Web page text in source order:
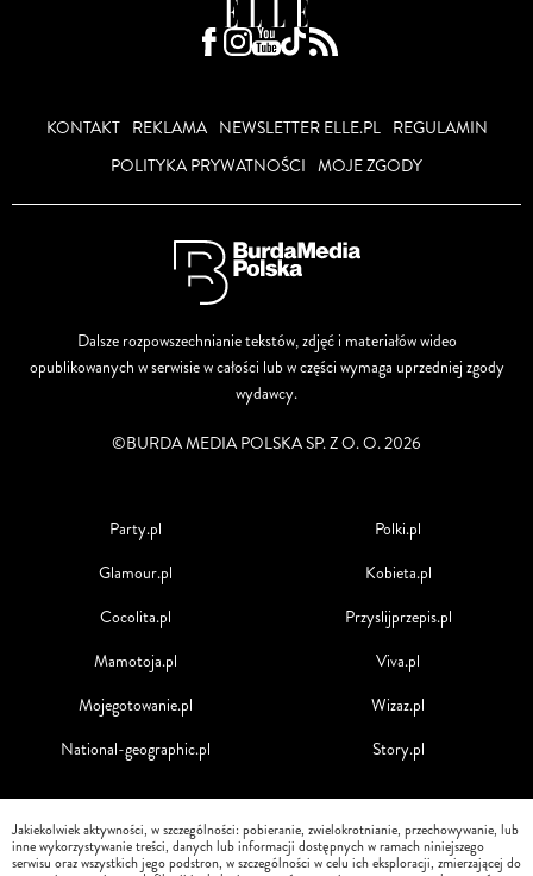
KONTAKT REKLAMA NEWSLETTER ELLE.PL
REGULAMIN
POLITYKA PRYWATNOŚCI MOJE ZGODY
Dalsze rozpowszechnianie tekstów, zdjęć i materiałów wideo
opublikowanych w serwisie w całości lub w części wymaga uprzedniej zgody
wydawcy.
©BURDA MEDIA POLSKA SP. Z O. O. 2026
Party.pl
Glamour.pl
Cocolita.pl
Mamotoja.pl
Mojegotowanie.pl
National-geographic.pl
Polki.pl
Kobieta.pl
Przyslijprzepis.pl
Viva.pl
Wizaz.pl
Story.pl
Jakiekolwiek aktywności, w szczególności: pobieranie, zwielokrotnianie, przechowywanie, lub
inne wykorzystywanie treści, danych lub informacji dostępnych w ramach niniejszego
serwisu oraz wszystkich jego podstron, w szczególności w celu ich eksploracji, zmierzającej do